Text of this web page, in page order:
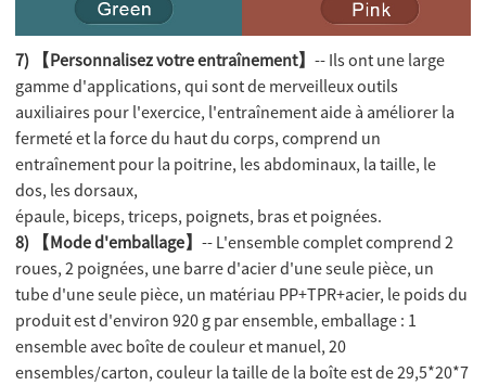
7) 【Personnalisez votre entraînement】-- Ils ont une large
gamme d'applications, qui sont de merveilleux outils
auxiliaires pour l'exercice, l'entraînement aide à améliorer la
fermeté et la force du haut du corps, comprend un
entraînement pour la poitrine, les abdominaux, la taille, le
dos, les dorsaux,
épaule, biceps, triceps, poignets, bras et poignées.
8) 【Mode d'emballage】-- L'ensemble complet comprend 2
roues, 2 poignées, une barre d'acier d'une seule pièce, un
tube d'une seule pièce, un matériau PP+TPR+acier, le poids du
produit est d'environ 920 g par ensemble, emballage : 1
ensemble avec boîte de couleur et manuel, 20
ensembles/carton, couleur la taille de la boîte est de 29,5*20*7